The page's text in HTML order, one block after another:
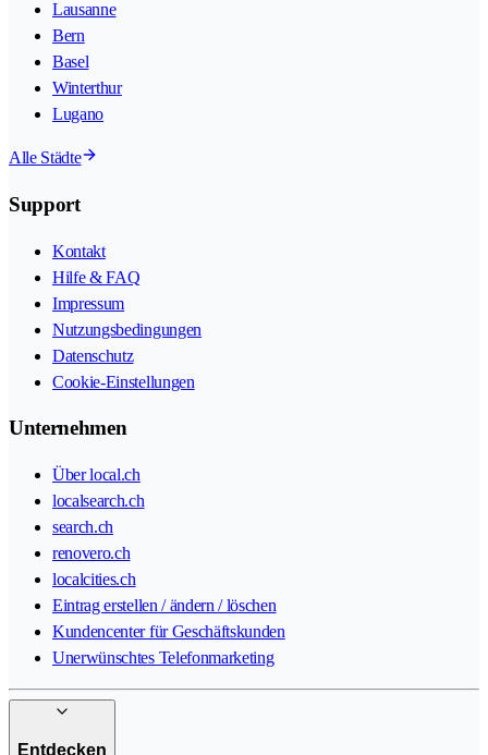
Lausanne
Bern
Basel
Winterthur
Lugano
Alle Städte
Support
Kontakt
Hilfe & FAQ
Impressum
Nutzungsbedingungen
Datenschutz
Cookie-Einstellungen
Unternehmen
Über local.ch
localsearch.ch
search.ch
renovero.ch
localcities.ch
Eintrag erstellen / ändern / löschen
Kundencenter für Geschäftskunden
Unerwünschtes Telefonmarketing
Entdecken